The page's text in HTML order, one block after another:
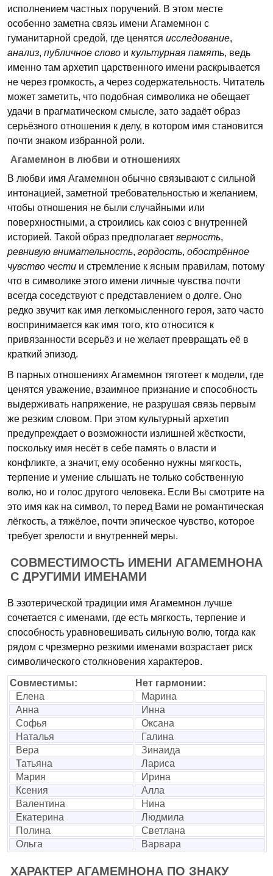
исполнением частных поручений. В этом месте
особенно заметна связь имени Агамемнон с
гуманитарной средой, где ценятся исследование,
анализ, публичное слово и культурная память, ведь
именно там архетип царственного имени раскрывается
не через громкость, а через содержательность. Читатель
может заметить, что подобная символика не обещает
удачи в прагматическом смысле, зато задаёт образ
серьёзного отношения к делу, в котором имя становится
почти знаком избранной роли.
Агамемнон в любви и отношениях
В любви имя Агамемнон обычно связывают с сильной
интонацией, заметной требовательностью и желанием,
чтобы отношения не были случайными или
поверхностными, а строились как союз с внутренней
историей. Такой образ предполагает верность,
ревнивую внимательность, гордость, обострённое
чувство чести и стремление к ясным правилам, потому
что в символике этого имени личные чувства почти
всегда соседствуют с представлением о долге. Оно
редко звучит как имя легкомысленного героя, зато часто
воспринимается как имя того, кто относится к
привязанности всерьёз и не желает превращать её в
краткий эпизод.
В парных отношениях Агамемнон тяготеет к модели, где
ценятся уважение, взаимное признание и способность
выдерживать напряжение, не разрушая связь первым
же резким словом. При этом культурный архетип
предупреждает о возможности излишней жёсткости,
поскольку имя несёт в себе память о власти и
конфликте, а значит, ему особенно нужны мягкость,
терпение и умение слышать не только собственную
волю, но и голос другого человека. Если Вы смотрите на
это имя как на символ, то перед Вами не романтическая
лёгкость, а тяжёлое, почти эпическое чувство, которое
требует зрелости и внутренней меры.
СОВМЕСТИМОСТЬ ИМЕНИ АГАМЕМНОНА
С ДРУГИМИ ИМЕНАМИ
В эзотерической традиции имя Агамемнон лучше
сочетается с именами, где есть мягкость, терпение и
способность уравновешивать сильную волю, тогда как
рядом с чрезмерно резкими именами возрастает риск
символического столкновения характеров.
Совместимы:
Нет гармонии:
Елена
Марина
Анна
Инна
Софья
Оксана
Наталья
Галина
Вера
Зинаида
Татьяна
Лариса
Мария
Ирина
Ксения
Алла
Валентина
Нина
Екатерина
Людмила
Полина
Светлана
Ольга
Варвара
ХАРАКТЕР АГАМЕМНОНА ПО ЗНАКУ